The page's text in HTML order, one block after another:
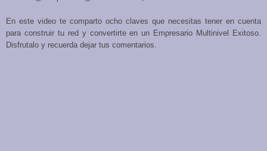
En este video te comparto ocho claves que necesitas tener en cuenta
para construir tu red y convertirte en un Empresario Multinivel Exitoso.
Disfrutalo y recuerda dejar tus comentarios.